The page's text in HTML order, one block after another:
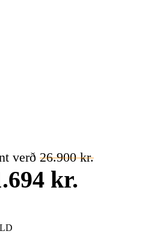
verð 26.900 kr.
kr.